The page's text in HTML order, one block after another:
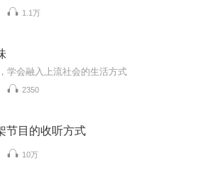
1.1万
学会融入上流社会的生活方式
2350
节目的收听方式
10万